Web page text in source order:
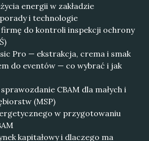
energii w zakładzie
i technologie
do kontroli inspekcji ochrony
Pro — ekstrakcja, crema i smak
do eventów — co wybrać i jak
CBAM dla małych i
(MSP)
w przygotowaniu
kapitałowy i dlaczego ma